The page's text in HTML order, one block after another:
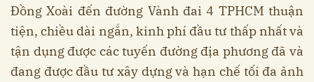
Đồng Xoài đến đường Vành đai 4 TPHCM thuận
tiện, chiều dài ngắn, kinh phí đầu tư thấp nhất và
tận dụng được các tuyến đường địa phương đã và
đang được đầu tư xây dựng và hạn chế tối đa ảnh